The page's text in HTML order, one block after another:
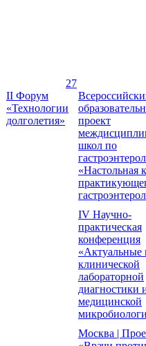
27
II Форум
«Технологии
долголетия»
проект
школ по
«Настольная
IV Научно-
практическая
конференция
«Актуальные
клинической
лабораторной
диагностики
медицинской
Москва |